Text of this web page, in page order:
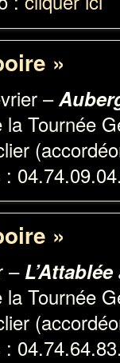
»
–
Tournée
»
–
Tournée